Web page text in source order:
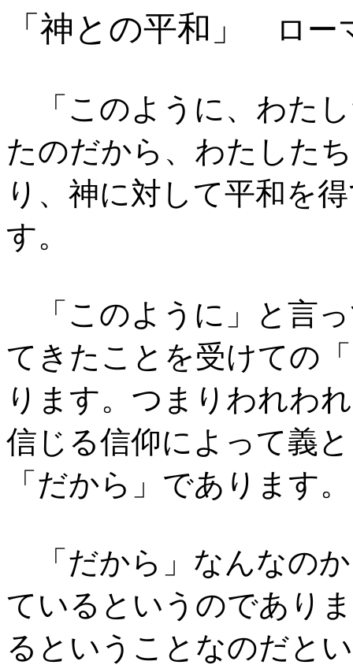
「神との平和」 ロー
「このように、わた
たのだから、わたした
り、神に対して平和を
す。
「このように」と言
てきたことを受けての
ります。つまりわれわ
信じる信仰によって義
「だから」であります。
「だから」なんなの
ているというのであり
るということなのだと